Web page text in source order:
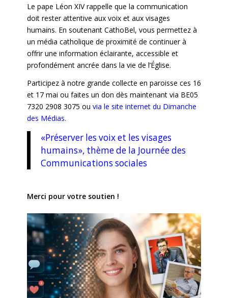
Le pape Léon XIV rappelle que la communication
doit rester attentive aux voix et aux visages
humains. En soutenant CathoBel, vous permettez à
un média catholique de proximité de continuer à
offrir une information éclairante, accessible et
profondément ancrée dans la vie de l’Église.
Participez à notre grande collecte en paroisse ces 16
et 17 mai ou faites un don dès maintenant via BE05
7320 2908 3075 ou via le site internet du Dimanche
des Médias.
«Préserver les voix et les visages
humains», thème de la Journée des
Communications sociales
Merci pour votre soutien !